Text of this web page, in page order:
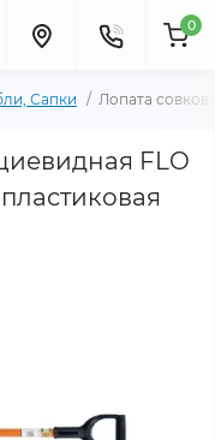
0
Сапки Лопата
FLO